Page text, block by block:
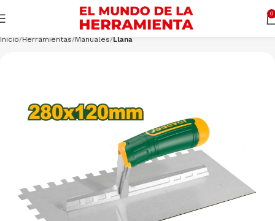
0
Inicio Herramientas Manuales Llana
Cargando productos… CONSULTAR